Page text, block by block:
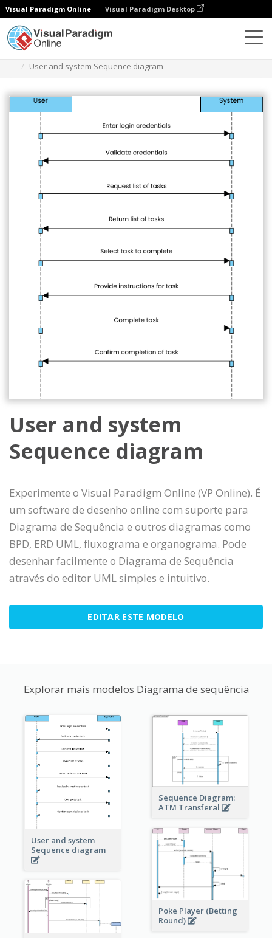
Visual Paradigm Online Visual Paradigm Desktop
User and system Sequence diagram
User and system
Sequence diagram
Experimente o Visual Paradigm Online (VP Online). É
um software de desenho online com suporte para
Diagrama de Sequência e outros diagramas como
BPD, ERD UML, fluxograma e organograma. Pode
desenhar facilmente o Diagrama de Sequência
através do editor UML simples e intuitivo.
EDITAR ESTE MODELO
Explorar mais modelos Diagrama de sequência
User and system
Sequence diagram
Sequence Diagram:
ATM Transferal
Poke Player (Betting
Round)